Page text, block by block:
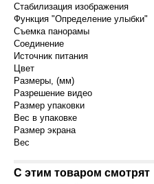
Стабилизация изображения
Функция "Определение улыбки"
Съемка панорамы
Соединение
Источник питания
Цвет
Размеры, (мм)
Разрешение видео
Размер упаковки
Вес в упаковке
Размер экрана
Вес
С этим товаром смотрят